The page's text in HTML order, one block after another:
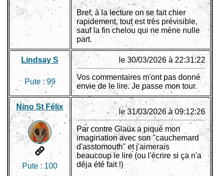
Bref, à la lecture on se fait chier
rapidement, tout est très prévisible,
sauf la fin chelou qui ne mène nulle
part.
Lindsay S
Pute :99
le 30/03/2026 à 22:31:22
Vos commentaires m'ont pas donné
envie de le lire. Je passe mon tour.
Nino St Félix
Pute : 100
le 31/03/2026 à 09:12:26
Par contre Glaüx a piqué mon
imagination avec son "cauchemard
d'asstomouth" et j'aimerais
beaucoup le lire (ou l'écrire si ça n'a
déja été fait !)